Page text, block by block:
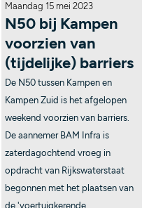
Maandag 15 mei 2023
N50 bij Kampen
voorzien van
(tijdelijke) barriers
De N50 tussen Kampen en
Kampen Zuid is het afgelopen
weekend voorzien van barriers.
De aannemer BAM Infra is
zaterdagochtend vroeg in
opdracht van Rijkswaterstaat
begonnen met het plaatsen van
de 'voertuigkerende